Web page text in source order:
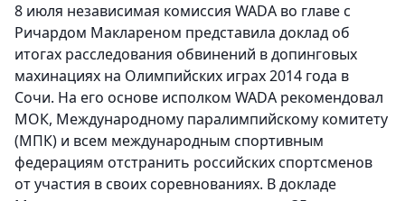
8 июля независимая комиссия WADA во главе с
Ричардом Маклареном представила доклад об
итогах расследования обвинений в допинговых
махинациях на Олимпийских играх 2014 года в
Сочи. На его основе исполком WADA рекомендовал
МОК, Международному паралимпийскому комитету
(МПК) и всем международным спортивным
федерациям отстранить российских спортсменов
от участия в своих соревнованиях. В докладе